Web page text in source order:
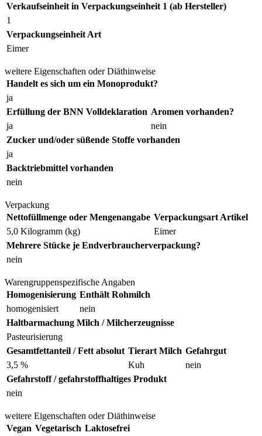
Verkaufseinheit in Verpackungseinheit 1 (ab Hersteller)
1
Verpackungseinheit Art
Eimer
weitere Eigenschaften oder Diäthinweise
Handelt es sich um ein Monoprodukt?
ja
Erfüllung der BNN Volldeklaration
ja
Aromen vorhanden?
nein
Zucker und/oder süßende Stoffe vorhanden
ja
Backtriebmittel vorhanden
nein
Verpackung
Nettofüllmenge oder Mengenangabe
5,0 Kilogramm (kg)
Verpackungsart Artikel
Eimer
Mehrere Stücke je Endverbraucherverpackung?
nein
Warengruppenspezifische Angaben
Homogenisierung
homogenisiert
Enthält Rohmilch
nein
Haltbarmachung Milch / Milcherzeugnisse
Pasteurisierung
Gesamtfettanteil / Fett absolut
3,5 %
Tierart Milch
Kuh
Gefahrgut
nein
Gefahrstoff / gefahrstoffhaltiges Produkt
nein
weitere Eigenschaften oder Diäthinweise
Vegan Vegetarisch Laktosefrei